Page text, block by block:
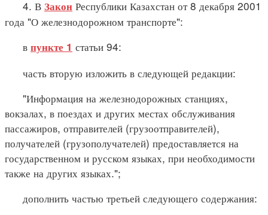
4. В Закон Республики Казахстан от 8 декабря 2001
года "О железнодорожном транспорте":
в пункте 1 статьи 94:
часть вторую изложить в следующей редакции:
"Информация на железнодорожных станциях,
вокзалах, в поездах и других местах обслуживания
пассажиров, отправителей (грузоотправителей),
получателей (грузополучателей) предоставляется на
государственном и русском языках, при необходимости
также на других языках.";
дополнить частью третьей следующего содержания: